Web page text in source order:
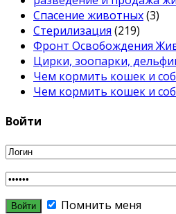
Спасение животных(3)
Стерилизация (219)
Фронт Освобождения
Цирки, зоопарки,
Чем кормить кошек и
Чем кормить кошек и
Войти
Помнить меня